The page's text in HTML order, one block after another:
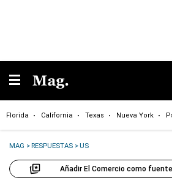
Florida California Texas Nueva York
MAG >RESPUESTAS >US
Añadir El Comercio como